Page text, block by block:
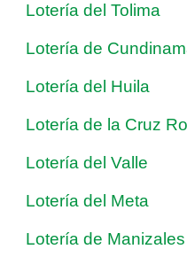
Lotería del Tolima
Lotería de
Lotería del Huila
Lotería de la Cruz
Lotería del Valle
Lotería del Meta
Lotería de Manizales